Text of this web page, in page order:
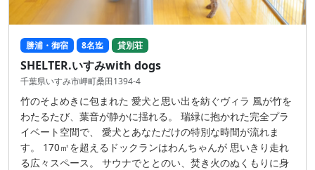
勝浦・御宿 8名迄 貸別荘
SHELTER.いすみwith dogs
千葉県いすみ市岬町桑田1394-4
竹のそよめきに包まれた 愛犬と思い出を紡ぐヴィラ 風が竹を
わたるたび、葉音が静かに揺れる。 瑞緑に抱かれた完全プラ
イベート空間で、 愛犬とあなただけの特別な時間が流れま
す。 170㎡を超えるドックランはわんちゃんが 思いきり走れ
る広々スペース。 サウナでととのい、焚き火のぬくもりに身